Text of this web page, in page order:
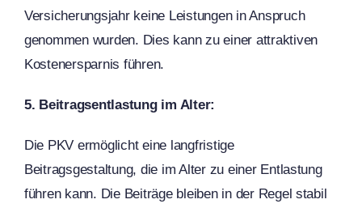
Versicherungsjahr keine Leistungen in Anspruch
genommen wurden. Dies kann zu einer attraktiven
Kostenersparnis führen.
5. Beitragsentlastung im Alter:
Die PKV ermöglicht eine langfristige
Beitragsgestaltung, die im Alter zu einer Entlastung
führen kann. Die Beiträge bleiben in der Regel stabil